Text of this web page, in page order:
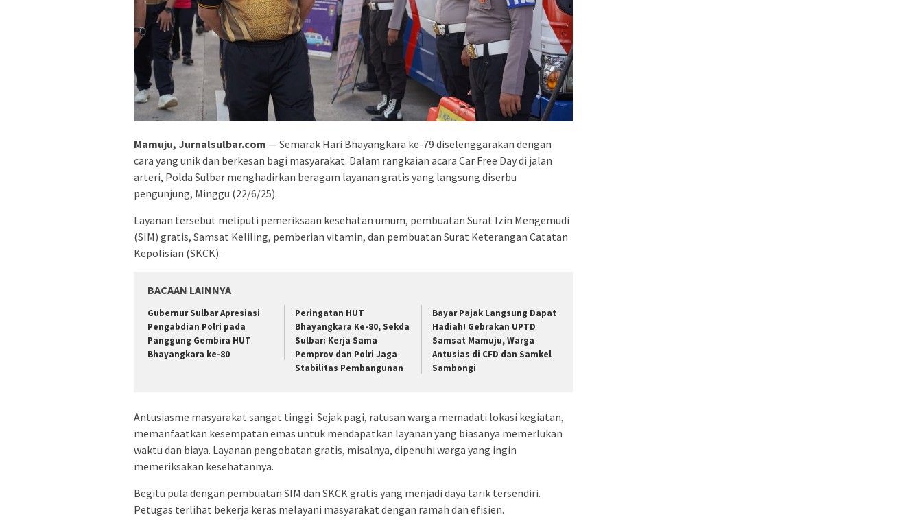
Mamuju, Jurnalsulbar.com — Semarak Hari Bhayangkara ke-79 diselenggarakan dengan
cara yang unik dan berkesan bagi masyarakat. Dalam rangkaian acara Car Free Day di jalan
arteri, Polda Sulbar menghadirkan beragam layanan gratis yang langsung diserbu
pengunjung, Minggu (22/6/25).
Layanan tersebut meliputi pemeriksaan kesehatan umum, pembuatan Surat Izin Mengemudi
(SIM) gratis, Samsat Keliling, pemberian vitamin, dan pembuatan Surat Keterangan Catatan
Kepolisian (SKCK).
BACAAN LAINNYA
Gubernur Sulbar Apresiasi
Pengabdian Polri pada
Panggung Gembira HUT
Bhayangkara ke-80
Peringatan HUT
Bhayangkara Ke-80, Sekda
Sulbar: Kerja Sama
Pemprov dan Polri Jaga
Stabilitas Pembangunan
Bayar Pajak Langsung Dapat
Hadiah! Gebrakan UPTD
Samsat Mamuju, Warga
Antusias di CFD dan Samkel
Sambongi
Antusiasme masyarakat sangat tinggi. Sejak pagi, ratusan warga memadati lokasi kegiatan,
memanfaatkan kesempatan emas untuk mendapatkan layanan yang biasanya memerlukan
waktu dan biaya. Layanan pengobatan gratis, misalnya, dipenuhi warga yang ingin
memeriksakan kesehatannya.
Begitu pula dengan pembuatan SIM dan SKCK gratis yang menjadi daya tarik tersendiri.
Petugas terlihat bekerja keras melayani masyarakat dengan ramah dan efisien.